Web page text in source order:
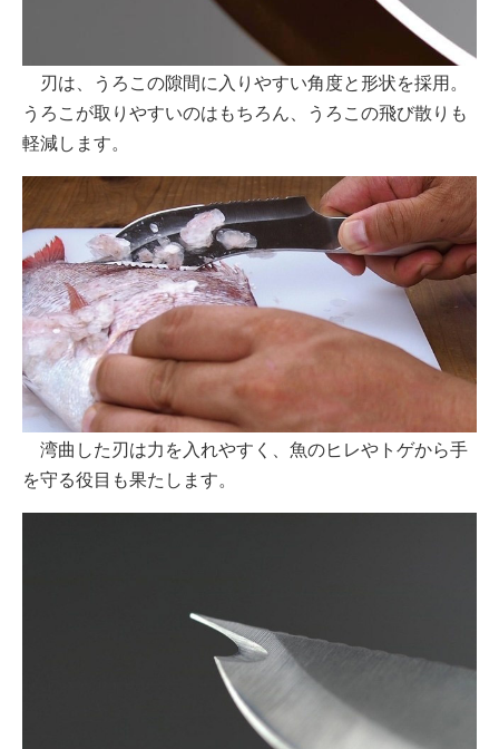
刃は、うろこの隙間に入りやすい角度と形状を採用。
うろこが取りやすいのはもちろん、うろこの飛び散りも
軽減します。
湾曲した刃は力を入れやすく、魚のヒレやトゲから手
を守る役目も果たします。